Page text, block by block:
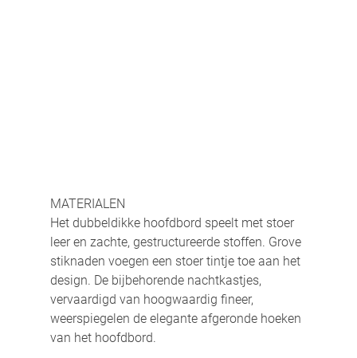
MATERIALEN
Het dubbeldikke hoofdbord speelt met stoer
leer en zachte, gestructureerde stoffen. Grove
stiknaden voegen een stoer tintje toe aan het
design. De bijbehorende nachtkastjes,
vervaardigd van hoogwaardig fineer,
weerspiegelen de elegante afgeronde hoeken
van het hoofdbord.